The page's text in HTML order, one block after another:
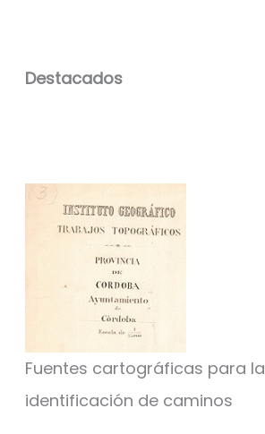
Destacados
Fuentes cartográficas para la
identificación de caminos